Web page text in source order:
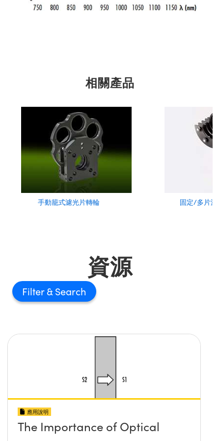
相關產品
手動籠式濾光片轉輪 固定/多片濾
資源
Filter
應用說明
The Importance of Optical